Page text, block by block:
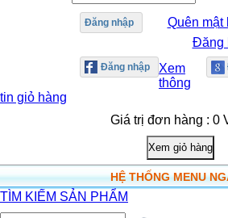
Đăng nhập
Quên mật
Đăng
Xem
thông
tin giỏ hàng
Giá trị đơn hàng : 0
HỆ THỐNG MENU
TÌM KIẾM SẢN PHẨM